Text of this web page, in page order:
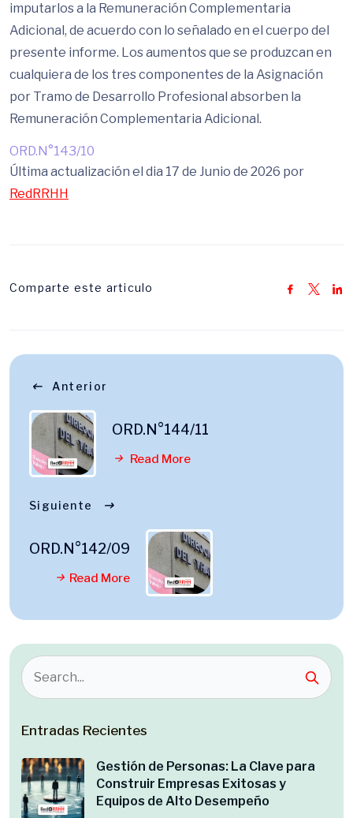
imputarlos a la Remuneración Complementaria
Adicional, de acuerdo con lo señalado en el cuerpo del
presente informe. Los aumentos que se produzcan en
cualquiera de los tres componentes de la Asignación
por Tramo de Desarrollo Profesional absorben la
Remuneración Complementaria Adicional.
ORD.N°143/10
Última actualización el dia 17 de Junio de 2026 por
RedRRHH
Comparte este articulo
Anterior
ORD.N°144/11
Read More
Siguiente
ORD.N°142/09
Read More
Entradas Recientes
Gestión de Personas: La Clave para
Construir Empresas Exitosas y
Equipos de Alto Desempeño